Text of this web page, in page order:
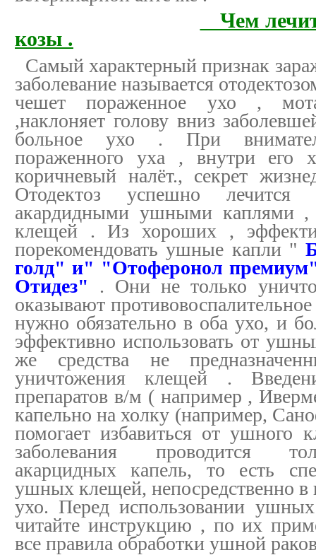
Чем
козы .
Самый характерный признак
заболевание называется
чешет пораженное ухо ,
,наклоняет голову вниз
больное ухо . При
пораженного уха , внутри его
коричневый налёт., секрет
Отодектоз успешно
акардидными ушными каплями ,
клещей . Из хороших ,
порекомендовать ушные капли "
голд" и" "Отоферонол
Отидез" . Они не только
оказывают
нужно обязательно в оба ухо, и
эффективно использовать от
же средства не
уничтожения клещей .
препаратов в/м ( например ,
капельно на холку (например,
помогает избавиться от ушного
заболевания проводится
акарцидных капель, то есть
ушных клещей, непосредственно в
ухо. Перед использовании
читайте инструкцию , по их
все правила обработки ушной